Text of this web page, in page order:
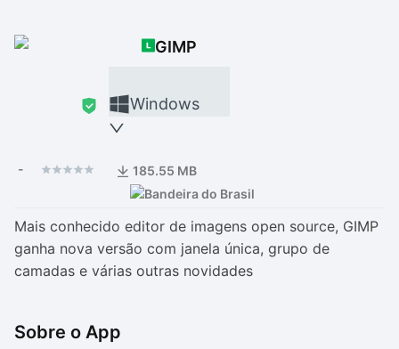
GIMP
Windows
- 185.55 MB
Mais conhecido editor de imagens open source, GIMP
ganha nova versão com janela única, grupo de
camadas e várias outras novidades
Sobre o App